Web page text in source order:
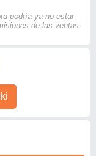
podría ya no estar
de las ventas.